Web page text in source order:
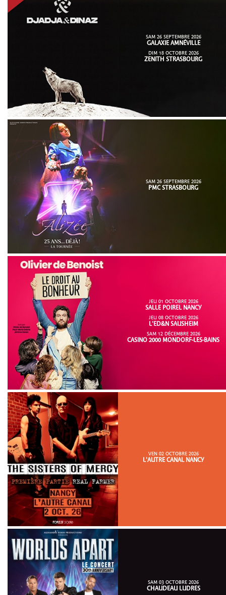
SAM 26 SEPTEMBRE 2026
GALAXIE AMNÉVILLE
DIM 18 OCTOBRE 2026
ZENITH STRASBOURG
SAM 26 SEPTEMBRE 2026
PMC STRASBOURG
JEU 01 OCTOBRE 2026
SALLE POIREL NANCY
JEU 08 OCTOBRE 2026
L'ED&N SAUSHEIM
SAM 12 DÉCEMBRE 2026
CASINO 2000 MONDORF-LES-BAINS
VEN 02 OCTOBRE 2026
L'AUTRE CANAL NANCY
SAM 03 OCTOBRE 2026
CHAUDEAU LUDRES